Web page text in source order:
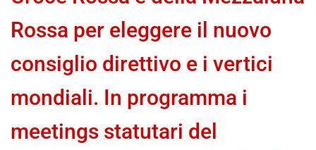
Rossa per eleggere il nuovo
consiglio direttivo e i vertici
mondiali. In programma i
meetings statutari del